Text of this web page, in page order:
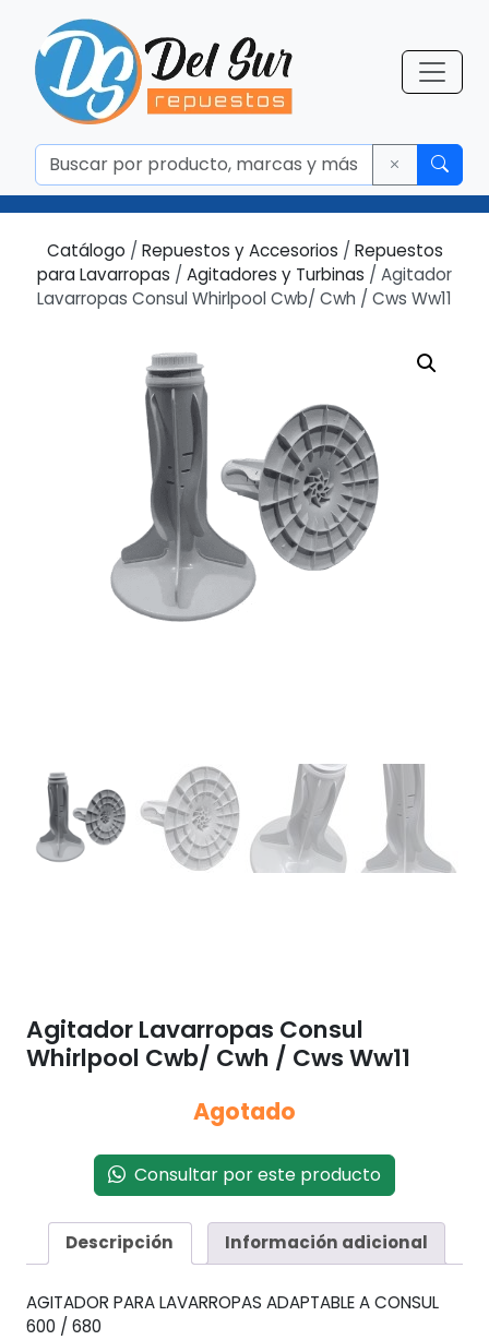
Catálogo / Repuestos y Accesorios / Repuestos
para Lavarropas / Agitadores y Turbinas / Agitador
Lavarropas Consul Whirlpool Cwb/ Cwh / Cws Ww11
Agitador Lavarropas Consul
Whirlpool Cwb/ Cwh / Cws Ww11
Agotado
Consultar por este producto
Descripción Información adicional
AGITADOR PARA LAVARROPAS ADAPTABLE A CONSUL
600 / 680